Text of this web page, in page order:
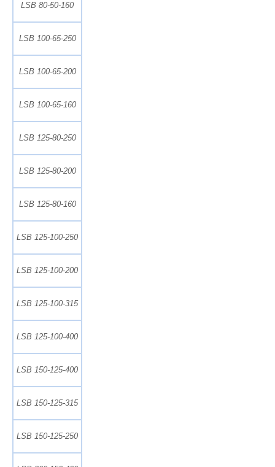
LSB 80-50-160
LSB 100-65-250
LSB 100-65-200
LSB 100-65-160
LSB 125-80-250
LSB 125-80-200
LSB 125-80-160
LSB 125-100-250
LSB 125-100-200
LSB 125-100-315
LSB 125-100-400
LSB 150-125-400
LSB 150-125-315
LSB 150-125-250